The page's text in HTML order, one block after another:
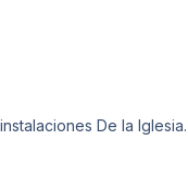
De la Iglesia.